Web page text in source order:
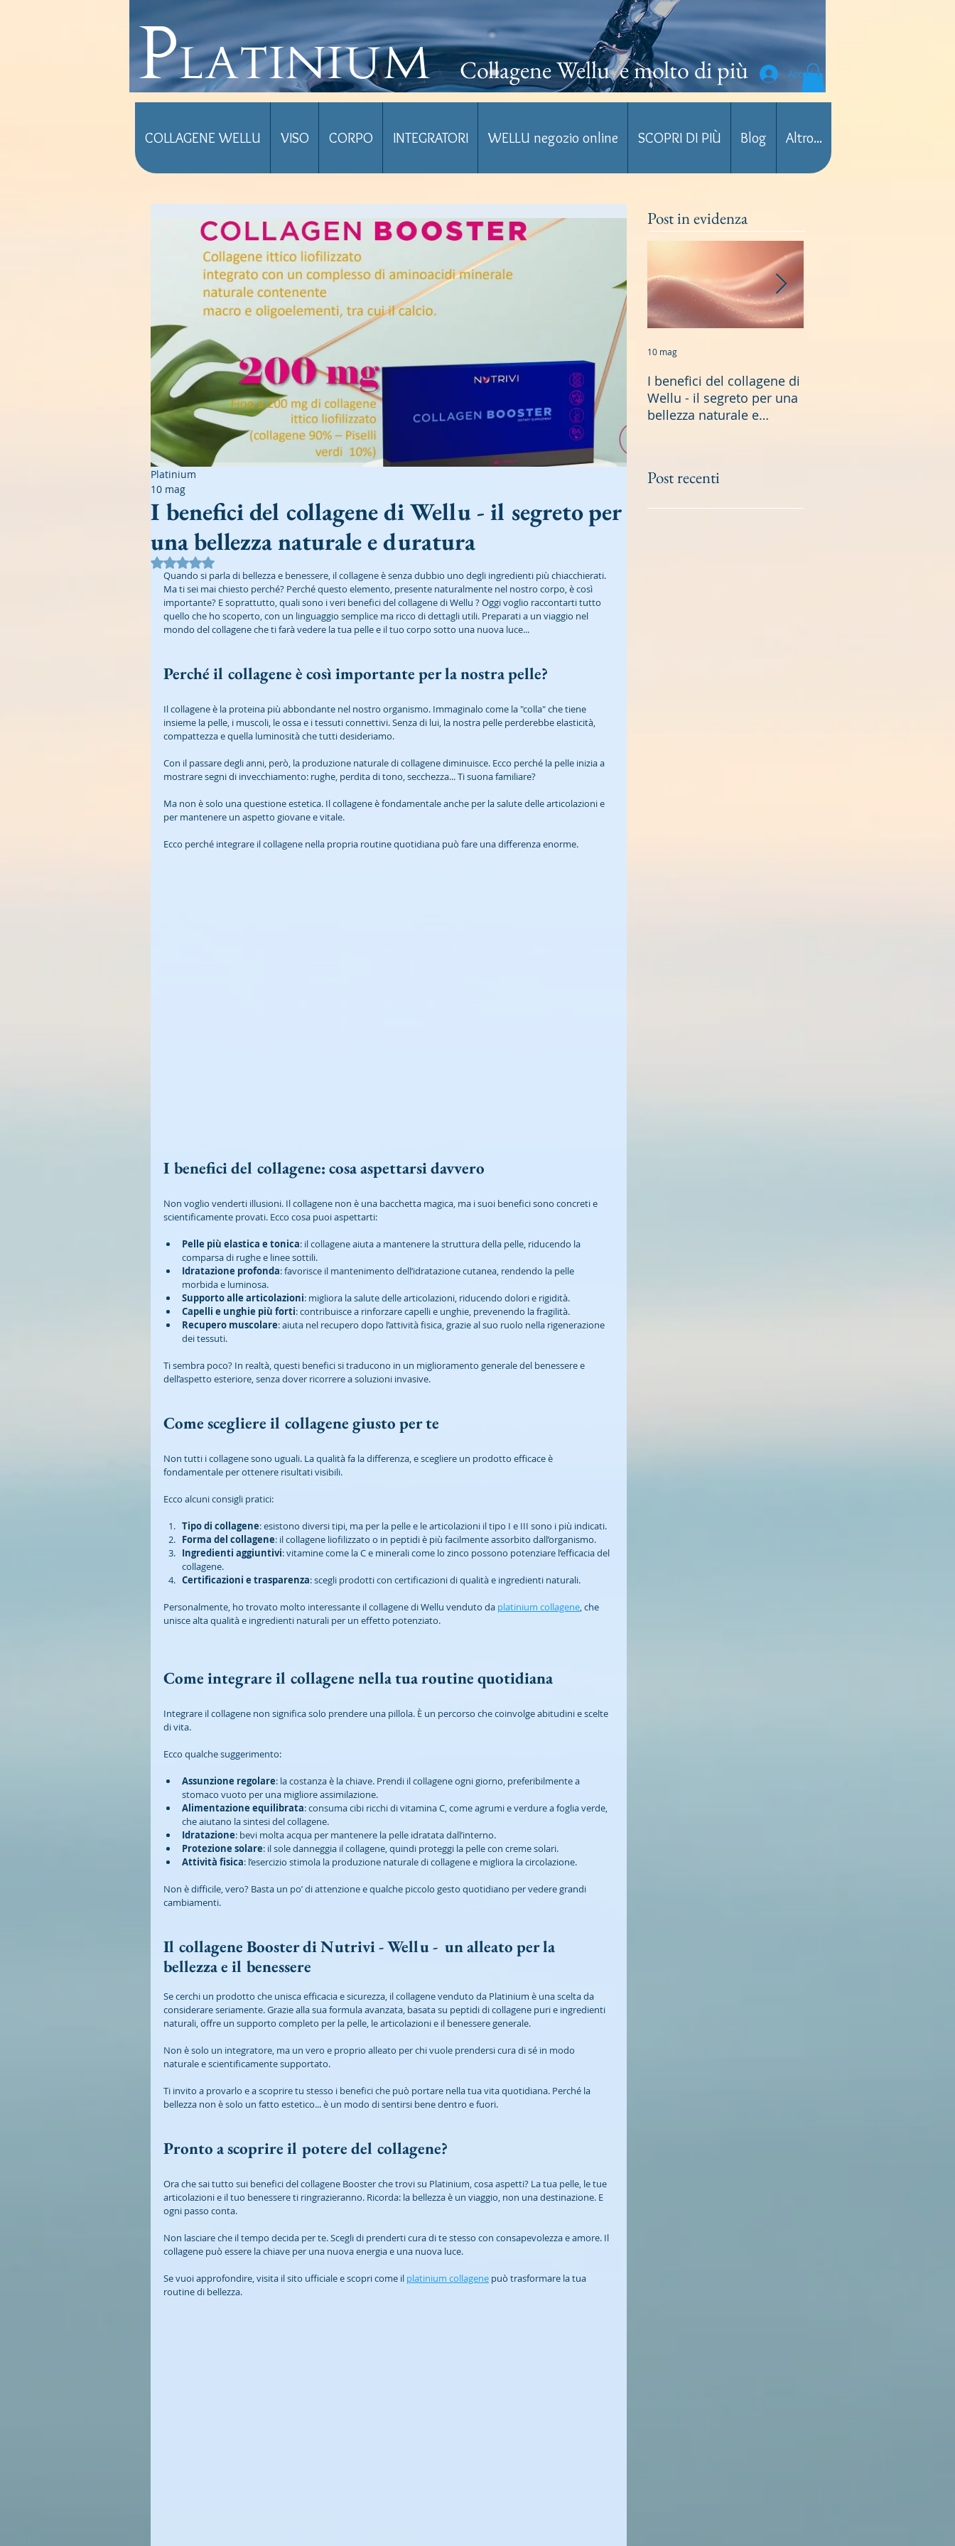
PlatiniumCollagene Wellu e molto di più Accedi
COLLAGENE WELLU VISO CORPO INTEGRATORI WELLU negozio online SCOPRI DI PIÙ Blog Altro...
I benefici del collagene di Wellu - il segreto per
una bellezza naturale e duratura
Platinium
10 mag
Valutazione NaN stelle su 5.
Quando si parla di bellezza e benessere, il collagene è senza dubbio uno degli ingredienti più chiacchierati.
Ma ti sei mai chiesto perché? Perché questo elemento, presente naturalmente nel nostro corpo, è così
importante? E soprattutto, quali sono i veri benefici del collagene di Wellu ? Oggi voglio raccontarti tutto
quello che ho scoperto, con un linguaggio semplice ma ricco di dettagli utili. Preparati a un viaggio nel
mondo del collagene che ti farà vedere la tua pelle e il tuo corpo sotto una nuova luce...
Perché il collagene è così importante per la nostra pelle?
Il collagene è la proteina più abbondante nel nostro organismo. Immaginalo come la "colla" che tiene
insieme la pelle, i muscoli, le ossa e i tessuti connettivi. Senza di lui, la nostra pelle perderebbe elasticità,
compattezza e quella luminosità che tutti desideriamo.
Con il passare degli anni, però, la produzione naturale di collagene diminuisce. Ecco perché la pelle inizia a
mostrare segni di invecchiamento: rughe, perdita di tono, secchezza... Ti suona familiare?
Ma non è solo una questione estetica. Il collagene è fondamentale anche per la salute delle articolazioni e
per mantenere un aspetto giovane e vitale.
Ecco perché integrare il collagene nella propria routine quotidiana può fare una differenza enorme.
I benefici del collagene: cosa aspettarsi davvero
Non voglio venderti illusioni. Il collagene non è una bacchetta magica, ma i suoi benefici sono concreti e
scientificamente provati. Ecco cosa puoi aspettarti:
Pelle più elastica e tonica: il collagene aiuta a mantenere la struttura della pelle, riducendo la
comparsa di rughe e linee sottili.
Idratazione profonda: favorisce il mantenimento dell’idratazione cutanea, rendendo la pelle
morbida e luminosa.
Supporto alle articolazioni: migliora la salute delle articolazioni, riducendo dolori e rigidità.
Capelli e unghie più forti: contribuisce a rinforzare capelli e unghie, prevenendo la fragilità.
Recupero muscolare: aiuta nel recupero dopo l’attività fisica, grazie al suo ruolo nella rigenerazione
dei tessuti.
Ti sembra poco? In realtà, questi benefici si traducono in un miglioramento generale del benessere e
dell’aspetto esteriore, senza dover ricorrere a soluzioni invasive.
Come scegliere il collagene giusto per te
Non tutti i collagene sono uguali. La qualità fa la differenza, e scegliere un prodotto efficace è
fondamentale per ottenere risultati visibili.
Ecco alcuni consigli pratici:
Tipo di collagene: esistono diversi tipi, ma per la pelle e le articolazioni il tipo I e III sono i più indicati.
Forma del collagene: il collagene liofilizzato o in peptidi è più facilmente assorbito dall’organismo.
Ingredienti aggiuntivi: vitamine come la C e minerali come lo zinco possono potenziare l’efficacia del
collagene.
Certificazioni e trasparenza: scegli prodotti con certificazioni di qualità e ingredienti naturali.
Personalmente, ho trovato molto interessante il collagene di Wellu venduto da platinium collagene, che
unisce alta qualità e ingredienti naturali per un effetto potenziato.
Come integrare il collagene nella tua routine quotidiana
Integrare il collagene non significa solo prendere una pillola. È un percorso che coinvolge abitudini e scelte
di vita.
Ecco qualche suggerimento:
Assunzione regolare: la costanza è la chiave. Prendi il collagene ogni giorno, preferibilmente a
stomaco vuoto per una migliore assimilazione.
Alimentazione equilibrata: consuma cibi ricchi di vitamina C, come agrumi e verdure a foglia verde,
che aiutano la sintesi del collagene.
Idratazione: bevi molta acqua per mantenere la pelle idratata dall’interno.
Protezione solare: il sole danneggia il collagene, quindi proteggi la pelle con creme solari.
Attività fisica: l’esercizio stimola la produzione naturale di collagene e migliora la circolazione.
Non è difficile, vero? Basta un po’ di attenzione e qualche piccolo gesto quotidiano per vedere grandi
cambiamenti.
Il collagene Booster di Nutrivi - Wellu -  un alleato per la
bellezza e il benessere
Se cerchi un prodotto che unisca efficacia e sicurezza, il collagene venduto da Platinium è una scelta da
considerare seriamente. Grazie alla sua formula avanzata, basata su peptidi di collagene puri e ingredienti
naturali, offre un supporto completo per la pelle, le articolazioni e il benessere generale.
Non è solo un integratore, ma un vero e proprio alleato per chi vuole prendersi cura di sé in modo
naturale e scientificamente supportato.
Ti invito a provarlo e a scoprire tu stesso i benefici che può portare nella tua vita quotidiana. Perché la
bellezza non è solo un fatto estetico... è un modo di sentirsi bene dentro e fuori.
Pronto a scoprire il potere del collagene?
Ora che sai tutto sui benefici del collagene Booster che trovi su Platinium, cosa aspetti? La tua pelle, le tue
articolazioni e il tuo benessere ti ringrazieranno. Ricorda: la bellezza è un viaggio, non una destinazione. E
ogni passo conta.
Non lasciare che il tempo decida per te. Scegli di prenderti cura di te stesso con consapevolezza e amore. Il
collagene può essere la chiave per una nuova energia e una nuova luce.
Se vuoi approfondire, visita il sito ufficiale e scopri come il platinium collagene può trasformare la tua
routine di bellezza.
Post in evidenza
I benefici del collagene di
Wellu - il segreto per una
bellezza naturale e
10 mag
Post recenti